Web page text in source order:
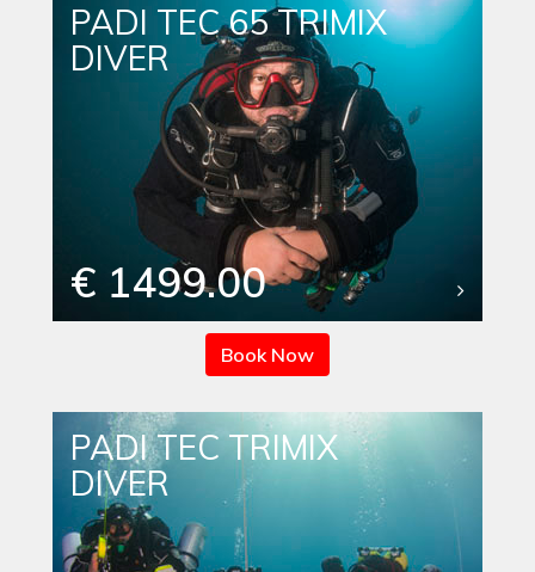
PADI TEC 65 TRIMIX
DIVER
€ 1499.00
Book Now
PADI TEC TRIMIX
DIVER